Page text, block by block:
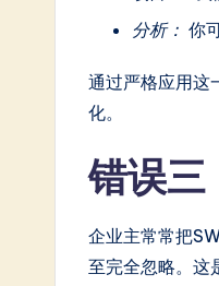
分析： 你
通过严格应用这
化。
错误三
企业主常常把
至完全忽略。这